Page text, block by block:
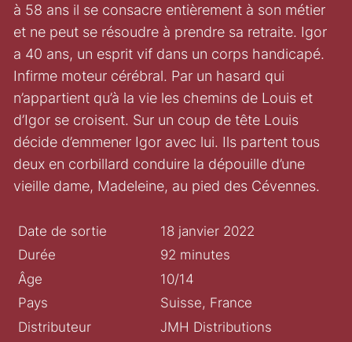
à 58 ans il se consacre entièrement à son métier
et ne peut se résoudre à prendre sa retraite. Igor
a 40 ans, un esprit vif dans un corps handicapé.
Infirme moteur cérébral. Par un hasard qui
n’appartient qu’à la vie les chemins de Louis et
d’Igor se croisent. Sur un coup de tête Louis
décide d’emmener Igor avec lui. Ils partent tous
deux en corbillard conduire la dépouille d’une
vieille dame, Madeleine, au pied des Cévennes.
Date de sortie
18 janvier 2022
Durée
92 minutes
Âge
10/14
Pays
Suisse, France
Distributeur
JMH Distributions